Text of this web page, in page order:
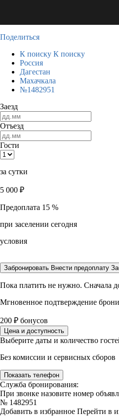
Поделиться
К поиску К поиску
Россия
Дагестан
Махачкала
№1482951
Заезд
Отъезд
Гости
за сутки
5 000 ₽
Предоплата 15 %
при заселении сегодня
условия
Забронировать Внести предоплату
Пока платить не нужно. Сначала
Мгновенное подтверждение
200 ₽ бонусов
Цена и доступность
Выберите даты и количество
Без комиссии и сервисных сборов
Показать телефон
Служба бронирования:
При звонке назовите номер
№ 1482951
Добавить в избранное Перейти в